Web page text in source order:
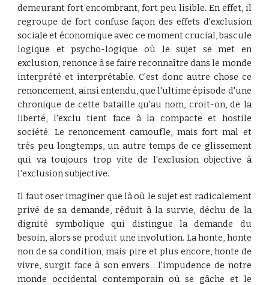
demeurant fort encombrant, fort peu lisible. En effet, il
regroupe de fort confuse façon des effets d'exclusion
sociale et économique avec ce moment crucial, bascule
logique et psycho-logique où le sujet se met en
exclusion, renonce à se faire reconnaître dans le monde
interprété et interprétable. C'est donc autre chose ce
renoncement, ainsi entendu, que l'ultime épisode d'une
chronique de cette bataille qu'au nom, croit-on, de la
liberté, l'exclu tient face à la compacte et hostile
société. Le renoncement camoufle, mais fort mal et
très peu longtemps, un autre temps de ce glissement
qui va toujours trop vite de l'exclusion objective à
l'exclusion subjective.
Il faut oser imaginer que là où le sujet est radicalement
privé de sa demande, réduit à la survie, déchu de la
dignité symbolique qui distingue la demande du
besoin, alors se produit une involution. La honte, honte
non de sa condition, mais pire et plus encore, honte de
vivre, surgit face à son envers : l'impudence de notre
monde occidental contemporain où se gâche et le